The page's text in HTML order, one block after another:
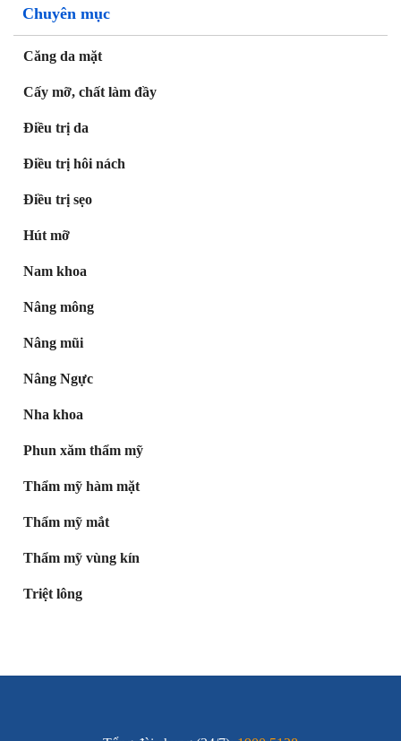
Chuyên mục
Căng da mặt
Cấy mỡ, chất làm đầy
Điều trị da
Điều trị hôi nách
Điều trị sẹo
Hút mỡ
Nam khoa
Nâng mông
Nâng mũi
Nâng Ngực
Nha khoa
Phun xăm thẩm mỹ
Thẩm mỹ hàm mặt
Thẩm mỹ mắt
Thẩm mỹ vùng kín
Triệt lông